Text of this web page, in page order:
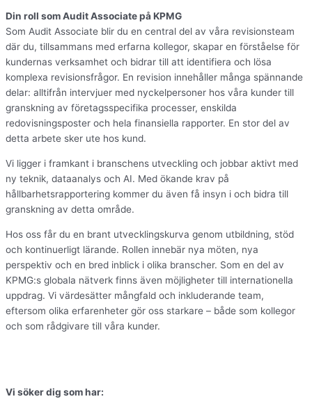
Din roll som Audit Associate på KPMG
Som Audit Associate blir du en central del av våra revisionsteam
där du, tillsammans med erfarna kollegor, skapar en förståelse för
kundernas verksamhet och bidrar till att identifiera och lösa
komplexa revisionsfrågor. En revision innehåller många spännande
delar: alltifrån intervjuer med nyckelpersoner hos våra kunder till
granskning av företagsspecifika processer, enskilda
redovisningsposter och hela finansiella rapporter. En stor del av
detta arbete sker ute hos kund.
Vi ligger i framkant i branschens utveckling och jobbar aktivt med
ny teknik, dataanalys och AI. Med ökande krav på
hållbarhetsrapportering kommer du även få insyn i och bidra till
granskning av detta område.
Hos oss får du en brant utvecklingskurva genom utbildning, stöd
och kontinuerligt lärande. Rollen innebär nya möten, nya
perspektiv och en bred inblick i olika branscher. Som en del av
KPMG:s globala nätverk finns även möjligheter till internationella
uppdrag. Vi värdesätter mångfald och inkluderande team,
eftersom olika erfarenheter gör oss starkare – både som kollegor
och som rådgivare till våra kunder.
Vi söker dig som har: